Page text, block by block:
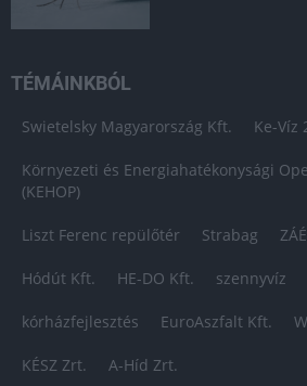
TÉMÁINKBÓL
Swietelsky Magyarország Kft. Ke-Víz
Környezeti és Energiahatékonysági
(KEHOP)
Liszt Ferenc repülőtér Strabag
Hódút Kft. HE-DO Kft. szennyvíz
kórházfejlesztés EuroAszfalt Kft.
KÉSZ Zrt. A-Híd Zrt.